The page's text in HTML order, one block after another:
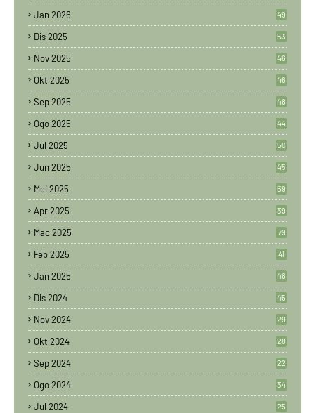
Jan 2026 49
Dis 2025 53
Nov 2025 46
Okt 2025 46
Sep 2025 48
Ogo 2025 44
Jul 2025 50
Jun 2025 45
Mei 2025 59
Apr 2025 39
Mac 2025 79
Feb 2025 41
Jan 2025 48
Dis 2024 45
Nov 2024 29
Okt 2024 28
Sep 2024 22
Ogo 2024 34
Jul 2024 25